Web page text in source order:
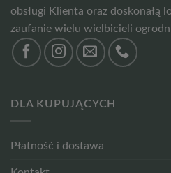
obsługi Klienta oraz doskonałą
zaufanie wielu wielbicieli
DLA KUPUJĄCYCH
Płatność i dostawa